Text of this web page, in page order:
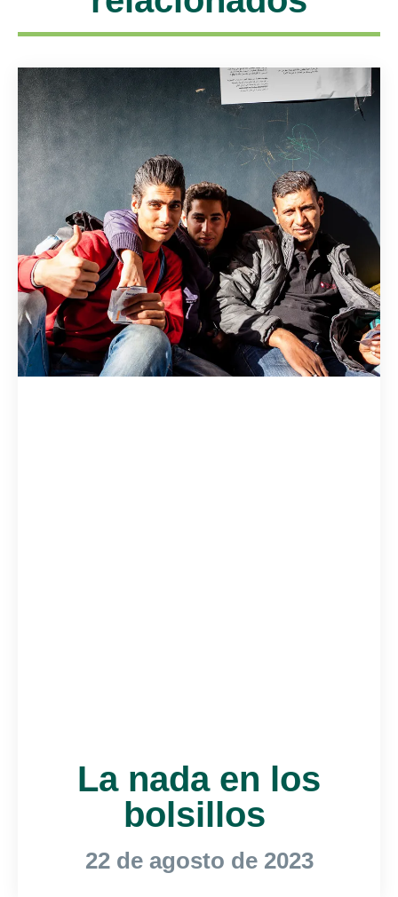
La nada en los
bolsillos
22 de agosto de 2023